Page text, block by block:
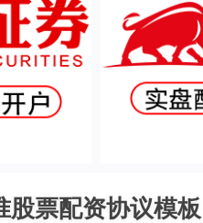
股票配资协议模